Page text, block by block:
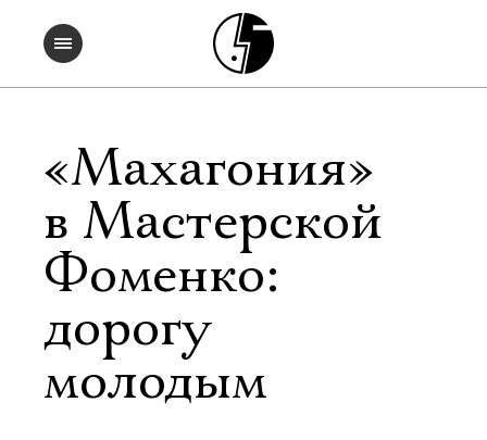
«Махагония»
в Мастерской
Фоменко:
дорогу
молодым